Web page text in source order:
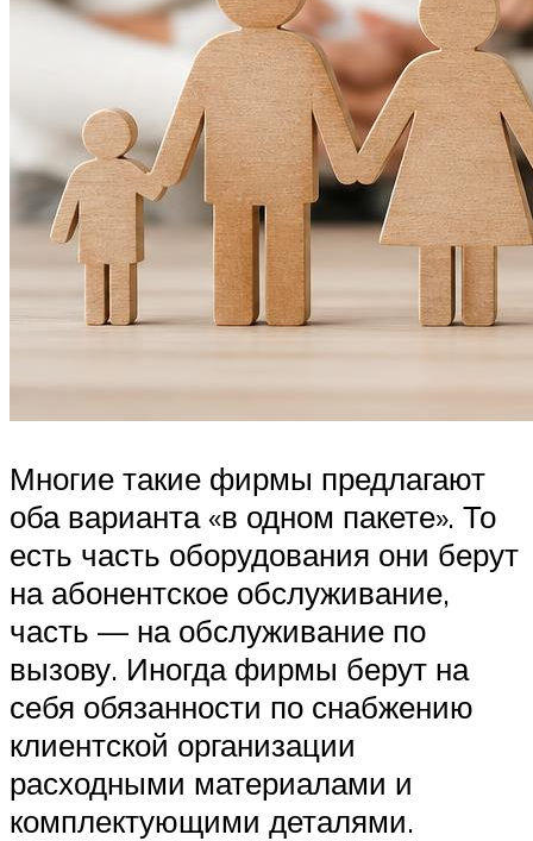
Многие такие фирмы предлагают
оба варианта «в одном пакете». То
есть часть оборудования они берут
на абонентское обслуживание,
часть — на обслуживание по
вызову. Иногда фирмы берут на
себя обязанности по снабжению
клиентской организации
расходными материалами и
комплектующими деталями.